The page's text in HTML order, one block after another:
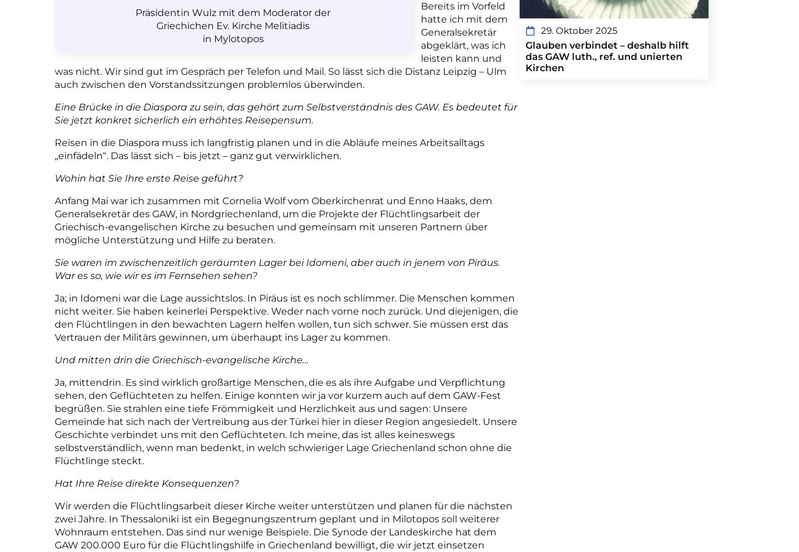
Präsidentin Wulz mit dem Moderator der
Griechichen Ev. Kirche Melitiadis
in Mylotopos
Bereits im Vorfeld
hatte ich mit dem
Generalsekretär
abgeklärt, was ich
leisten kann und
was nicht. Wir sind gut im Gespräch per Telefon und Mail. So lässt sich die Distanz Leipzig – Ulm
auch zwischen den Vorstandssitzungen problemlos überwinden.
Eine Brücke in die Diaspora zu sein, das gehört zum Selbstverständnis des GAW. Es bedeutet für
Sie jetzt konkret sicherlich ein erhöhtes Reisepensum.
Reisen in die Diaspora muss ich langfristig planen und in die Abläufe meines Arbeitsalltags
„einfädeln“. Das lässt sich – bis jetzt – ganz gut verwirklichen.
Wohin hat Sie Ihre erste Reise geführt?
Anfang Mai war ich zusammen mit Cornelia Wolf vom Oberkirchenrat und Enno Haaks, dem
Generalsekretär des GAW, in Nordgriechenland, um die Projekte der Flüchtlingsarbeit der
Griechisch-evangelischen Kirche zu besuchen und gemeinsam mit unseren Partnern über
mögliche Unterstützung und Hilfe zu beraten.
Sie waren im zwischenzeitlich geräumten Lager bei Idomeni, aber auch in jenem von Piräus.
War es so, wie wir es im Fernsehen sehen?
Ja; in Idomeni war die Lage aussichtslos. In Piräus ist es noch schlimmer. Die Menschen kommen
nicht weiter. Sie haben keinerlei Perspektive. Weder nach vorne noch zurück. Und diejenigen, die
den Flüchtlingen in den bewachten Lagern helfen wollen, tun sich schwer. Sie müssen erst das
Vertrauen der Militärs gewinnen, um überhaupt ins Lager zu kommen.
Und mitten drin die Griechisch-evangelische Kirche…
Ja, mittendrin. Es sind wirklich großartige Menschen, die es als ihre Aufgabe und Verpflichtung
sehen, den Geflüchteten zu helfen. Einige konnten wir ja vor kurzem auch auf dem GAW-Fest
begrüßen. Sie strahlen eine tiefe Frömmigkeit und Herzlichkeit aus und sagen: Unsere
Gemeinde hat sich nach der Vertreibung aus der Türkei hier in dieser Region angesiedelt. Unsere
Geschichte verbindet uns mit den Geflüchteten. Ich meine, das ist alles keineswegs
selbstverständlich, wenn man bedenkt, in welch schwieriger Lage Griechenland schon ohne die
Flüchtlinge steckt.
Hat Ihre Reise direkte Konsequenzen?
Wir werden die Flüchtlingsarbeit dieser Kirche weiter unterstützen und planen für die nächsten
zwei Jahre. In Thessaloniki ist ein Begegnungszentrum geplant und in Milotopos soll weiterer
Wohnraum entstehen. Das sind nur wenige Beispiele. Die Synode der Landeskirche hat dem
GAW 200.000 Euro für die Flüchtlingshilfe in Griechenland bewilligt, die wir jetzt einsetzen
29. Oktober 2025
Glauben verbindet – deshalb hilft
das GAW luth., ref. und unierten
Kirchen